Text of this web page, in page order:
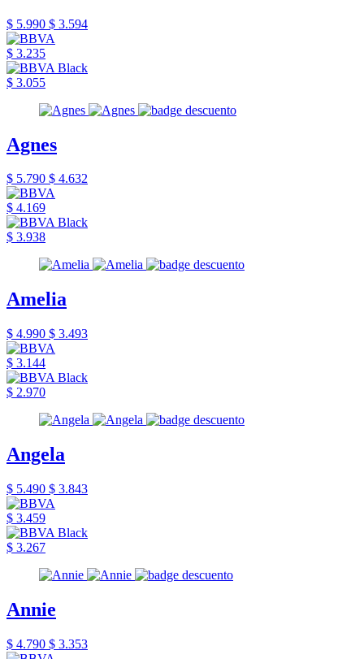
$ 5.990 $ 3.594
$ 3.235
$ 3.055
Agnes
$ 5.790 $ 4.632
$ 4.169
$ 3.938
Amelia
$ 4.990 $ 3.493
$ 3.144
$ 2.970
Angela
$ 5.490 $ 3.843
$ 3.459
$ 3.267
Annie
$ 4.790 $ 3.353